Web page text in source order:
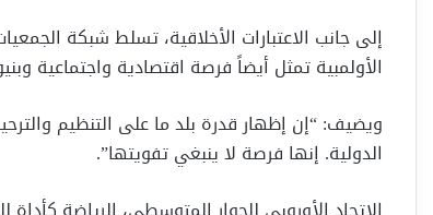
إلى جانب الاعتبارات الأخلاقية، تسلط شبكة
الأولمبية تمثل أيضاً فرصة اقتصادية واجتماعية
ويضيف: “إن إظهار قدرة بلد ما على التنظيم
الدولية. إنها فرصة لا ينبغي تفويتها”.